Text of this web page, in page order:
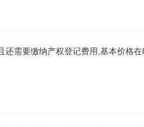
需要缴纳产权登记费用,基本价格